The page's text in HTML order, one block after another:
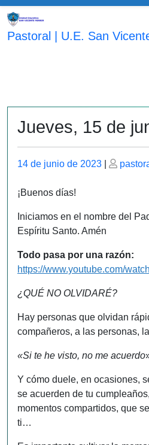
Saltar
contenido
Pastoral | U.E. San
Jueves, 15 de
Publicado
14 de junio de 2023
¡Buenos días!
Iniciamos en el nombre del
Espíritu Santo. Amén
Todo pasa por una razón:
https://www.youtube.com/
¿QUÉ NO OLVIDARÉ?
Hay personas que olvidan
compañeros, a las personas,
«Si te he visto, no me acuerdo
Y cómo duele, en ocasiones,
se acuerden de tu
momentos compartidos, que
ti…